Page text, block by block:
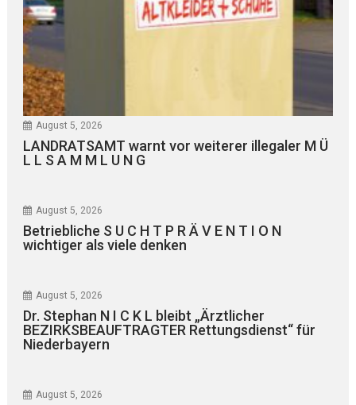
August 5, 2026
LANDRATSAMT warnt vor weiterer illegaler M Ü
L L S A M M L U N G
August 5, 2026
Betriebliche S U C H T P R Ä V E N T I O N
wichtiger als viele denken
August 5, 2026
Dr. Stephan N I C K L bleibt „Ärztlicher
BEZIRKSBEAUFTRAGTER Rettungsdienst“ für
Niederbayern
August 5, 2026